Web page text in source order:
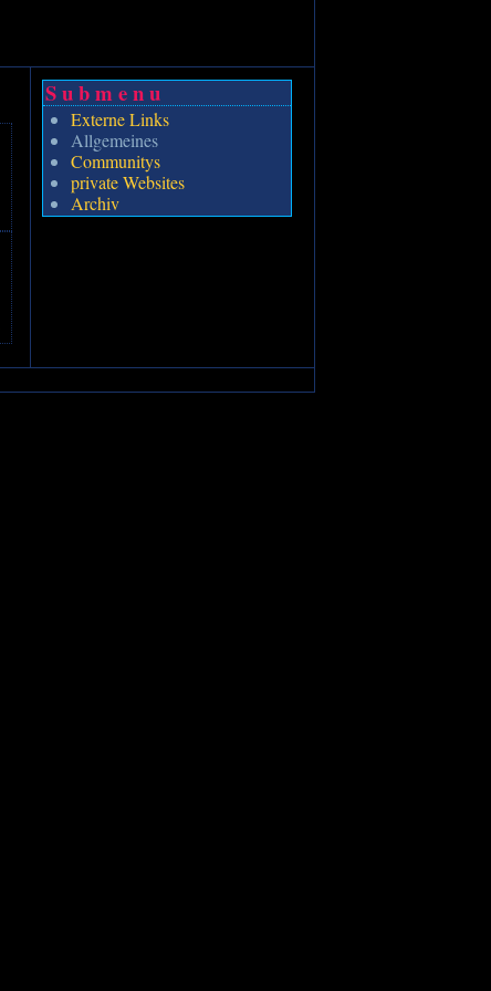
Submenu
Externe Links
Allgemeines
Communitys
private Websites
Archiv